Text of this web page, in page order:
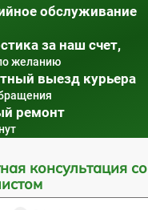
обслуживание
за наш счет,
желанию
выезд курьера
ремонт
консультация со